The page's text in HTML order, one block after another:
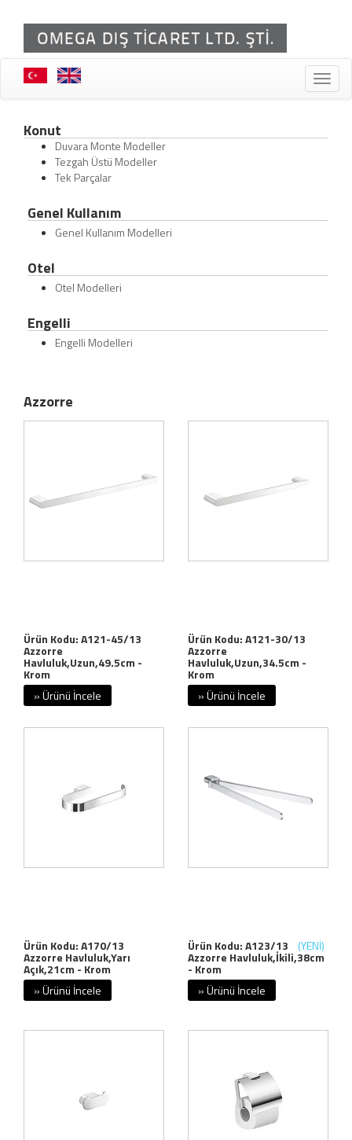
Toggle
Konut
Duvara Monte Modeller
Tezgah Üstü Modeller
Tek Parçalar
Genel Kullanım
Genel Kullanım Modelleri
Otel
Otel Modelleri
Engelli
Engelli Modelleri
Azzorre
Ürün Kodu: A121-45/13
Azzorre
Havluluk,Uzun,49.5cm -
Krom
» Ürünü İncele
Ürün Kodu: A121-30/13
Azzorre
Havluluk,Uzun,34.5cm -
Krom
» Ürünü İncele
Ürün Kodu: A170/13
Azzorre Havluluk,Yarı
Açık,21cm - Krom
» Ürünü İncele
Ürün Kodu: A123/13 (YENİ)
Azzorre Havluluk,İkili,38cm
- Krom
» Ürünü İncele